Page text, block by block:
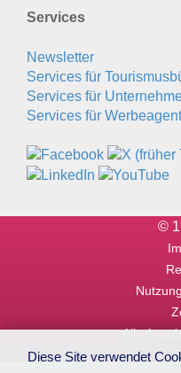
Services
Newsletter
Services für
Services für
Services für
©
Alle
Diese Site verwendet